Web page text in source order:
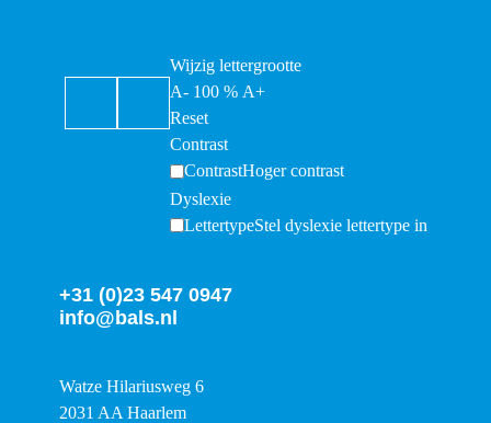
Wijzig lettergrootte
A- 100% A+
Reset
Contrast
ContrastHoger contrast
Dyslexie
LettertypeStel dyslexie lettertype in
+31 (0)23 547 0947
info@bals.nl
Watze Hilariusweg 6
2031 AA Haarlem